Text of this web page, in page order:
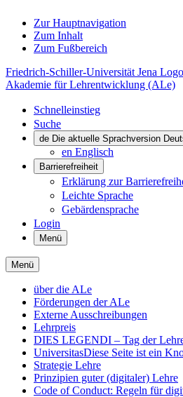
Zur Hauptnavigation
Zum Inhalt
Zum Fußbereich
Friedrich-Schiller-Universität Jena
Akademie für Lehrentwicklung (ALe)
Schnelleinstieg
Suche
de Die aktuelle Sprachversion
en Englisch
Barrierefreiheit
Erklärung zur
Leichte Sprache
Gebärdensprache
Login
Menü
Menü
über die ALe
Förderungen der ALe
Externe Ausschreibungen
Lehrpreis
DIES LEGENDI – Tag der
UniversitasDiese Seite ist ein
Strategie Lehre
Prinzipien guter (digitaler) Lehre
Code of Conduct: Regeln für